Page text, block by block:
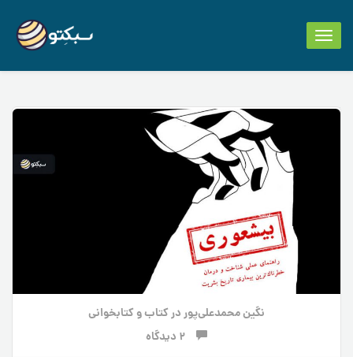
Toggle
navigation
نگین محمدعلی‌پوردرکتاب و کتابخوانی